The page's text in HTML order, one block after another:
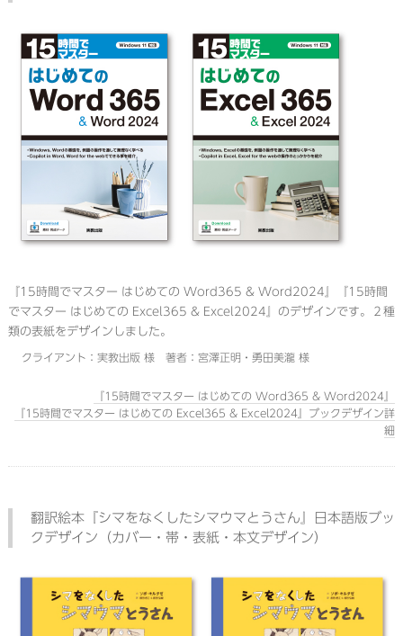
『15時間でマスター はじめての Word365 & Word2024』『15時間
でマスター はじめての Excel365 & Excel2024』のデザインです。２種
類の表紙をデザインしました。
クライアント：実教出版 様 著者：宮澤正明・勇田美瀧 様
『15時間でマスター はじめての Word365 & Word2024』
『15時間でマスター はじめての Excel365 & Excel2024』ブックデザイン詳
細
翻訳絵本『シマをなくしたシマウマとうさん』日本語版ブッ
クデザイン（カバー・帯・表紙・本文デザイン）